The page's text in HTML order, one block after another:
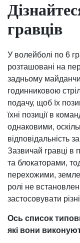
гравців
У волейболі по 6
розташовані на
задньому
годинниковою
подачу, щоб їх
їхні позиції в
однаковими,
відповідальність
Зазвичай гравці в
та блокаторами,
перехожими,
ролі не
застосовувати
Ось список
які вони